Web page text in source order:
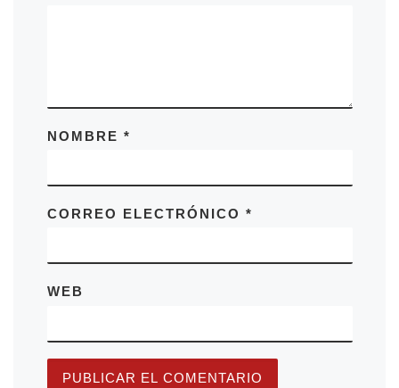
NOMBRE *
CORREO ELECTRÓNICO *
WEB